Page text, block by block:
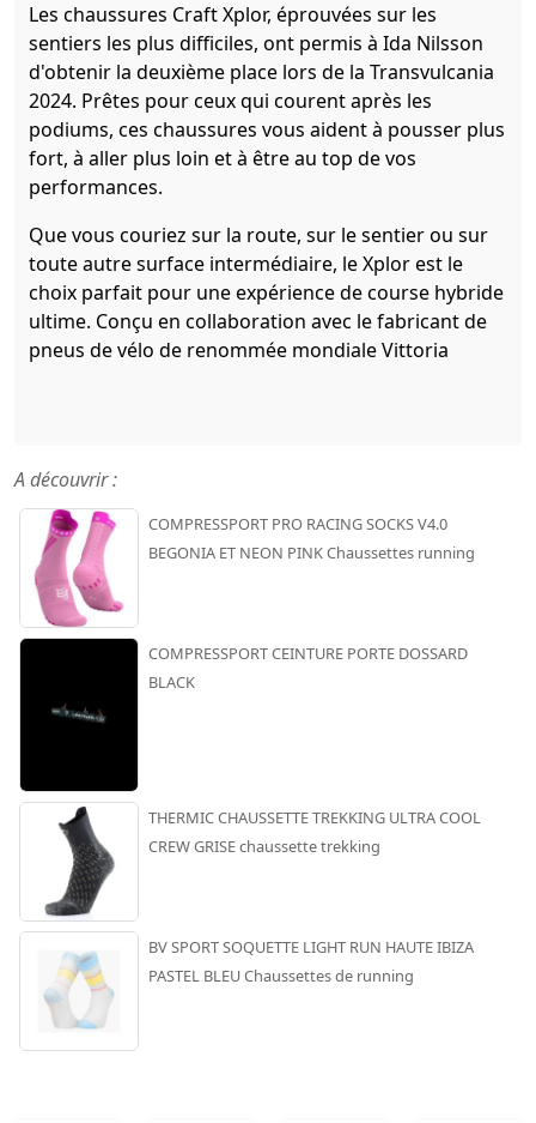
Les chaussures Craft Xplor, éprouvées sur les
sentiers les plus difficiles, ont permis à Ida Nilsson
d'obtenir la deuxième place lors de la Transvulcania
2024. Prêtes pour ceux qui courent après les
podiums, ces chaussures vous aident à pousser plus
fort, à aller plus loin et à être au top de vos
performances.
Que vous couriez sur la route, sur le sentier ou sur
toute autre surface intermédiaire, le Xplor est le
choix parfait pour une expérience de course hybride
ultime. Conçu en collaboration avec le fabricant de
pneus de vélo de renommée mondiale Vittoria
A découvrir :
COMPRESSPORT PRO RACING SOCKS V4.0
BEGONIA ET NEON PINK Chaussettes running
COMPRESSPORT CEINTURE PORTE DOSSARD
BLACK
THERMIC CHAUSSETTE TREKKING ULTRA COOL
CREW GRISE chaussette trekking
BV SPORT SOQUETTE LIGHT RUN HAUTE IBIZA
PASTEL BLEU Chaussettes de running